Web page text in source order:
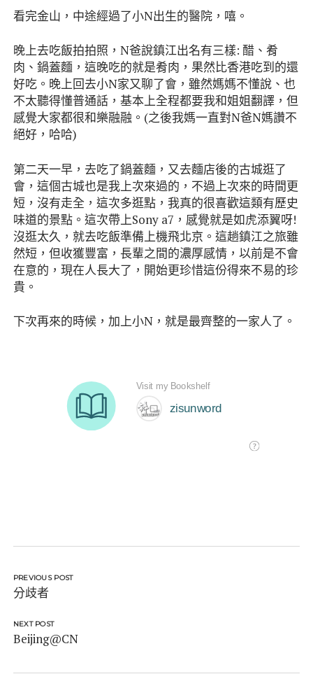
看完金山，中途經過了小N出生的醫院，嘻。
晚上去吃飯拍拍照，N爸說鎮江出名有三樣: 醋、肴
肉、鍋蓋麵，這晚吃的就是肴肉，果然比香港吃到的還
好吃。晚上回去小N家又聊了會，雖然媽媽不懂說、也
不太聽得懂普通話，基本上全程都要我和姐姐翻譯，但
感覺大家都很和樂融融。(之後我媽一直對N爸N媽讚不
絕好，哈哈)
第二天一早，去吃了鍋蓋麵，又去麵店後的古城逛了
會，這個古城也是我上次來過的，不過上次來的時間更
短，沒有走全，這次多逛點，我真的很喜歡這類有歷史
味道的景點。這次帶上Sony a7，感覺就是如虎添翼呀!
沒逛太久，就去吃飯準備上機飛北京。這趟鎮江之旅雖
然短，但收獲豐富，長輩之間的濃厚感情，以前是不會
在意的，現在人長大了，開始更珍惜這份得來不易的珍
貴。
下次再來的時候，加上小N，就是最齊整的一家人了。
PREVIOUS POST
分歧者
NEXT POST
Beijing@CN